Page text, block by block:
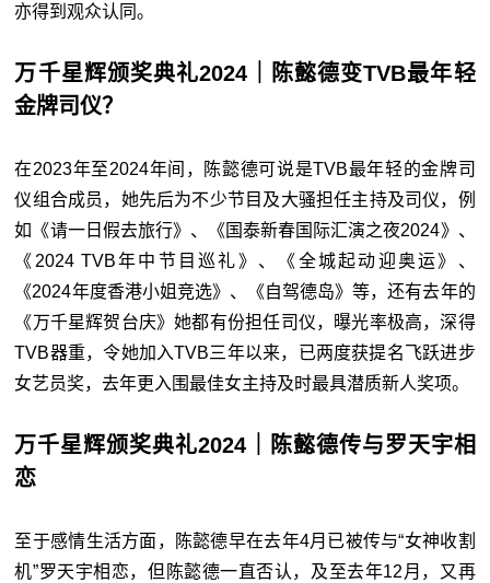
亦得到观众认同。
万千星辉颁奖典礼2024｜陈懿德变TVB最年轻
金牌司仪？
在2023年至2024年间，陈懿德可说是TVB最年轻的金牌司
仪组合成员，她先后为不少节目及大骚担任主持及司仪，例
如《请一日假去旅行》、《国泰新春国际汇演之夜2024》、
《2024 TVB年中节目巡礼》、《全城起动迎奥运》、
《2024年度香港小姐竞选》、《自驾德岛》等，还有去年的
《万千星辉贺台庆》她都有份担任司仪，曝光率极高，深得
TVB器重，令她加入TVB三年以来，已两度获提名飞跃进步
女艺员奖，去年更入围最佳女主持及时最具潜质新人奖项。
万千星辉颁奖典礼2024｜陈懿德传与罗天宇相
恋
至于感情生活方面，陈懿德早在去年4月已被传与“女神收割
机”罗天宇相恋，但陈懿德一直否认，及至去年12月，又再